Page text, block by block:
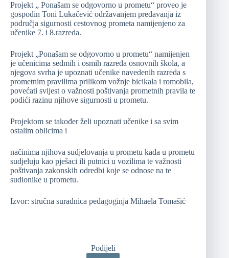
Projekt „ Ponašam se odgovorno u prometu“ proveo je
gospodin Toni Lukačević održavanjem predavanja iz
područja sigurnosti cestovnog prometa namijenjeno za
učenike 7. i 8.razreda.
Projekt „Ponašam se odgovorno u prometu“ namijenjen
je učenicima sedmih i osmih razreda osnovnih škola, a
njegova svrha je upoznati učenike navedenih razreda s
prometnim pravilima prilikom vožnje bicikala i romobila,
povećati svijest o važnosti poštivanja prometnih pravila te
podići razinu njihove sigurnosti u prometu.
Projektom se također želi upoznati učenike i sa svim
ostalim oblicima i
načinima njihova sudjelovanja u prometu kada u prometu
sudjeluju kao pješaci ili putnici u vozilima te važnosti
poštivanja zakonskih odredbi koje se odnose na te
sudionike u prometu.
Izvor: stručna suradnica pedagoginja Mihaela Tomašić
Podijeli